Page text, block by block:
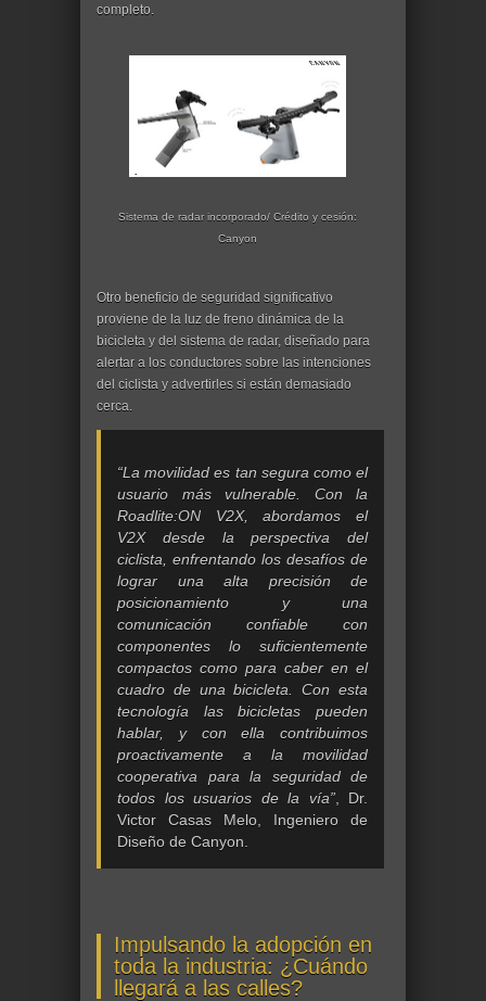
completo.
Sistema de radar incorporado/ Crédito y cesión:
Canyon
Otro beneficio de seguridad significativo
proviene de la luz de freno dinámica de la
bicicleta y del sistema de radar, diseñado para
alertar a los conductores sobre las intenciones
del ciclista y advertirles si están demasiado
cerca.
“La movilidad es tan segura como el
usuario más vulnerable. Con la
Roadlite:ON V2X, abordamos el
V2X desde la perspectiva del
ciclista, enfrentando los desafíos de
lograr una alta precisión de
posicionamiento y una
comunicación confiable con
componentes lo suficientemente
compactos como para caber en el
cuadro de una bicicleta. Con esta
tecnología las bicicletas pueden
hablar, y con ella contribuimos
proactivamente a la movilidad
cooperativa para la seguridad de
todos los usuarios de la vía”, Dr.
Victor Casas Melo, Ingeniero de
Diseño de Canyon.
Impulsando la adopción en
toda la industria: ¿Cuándo
llegará a las calles?